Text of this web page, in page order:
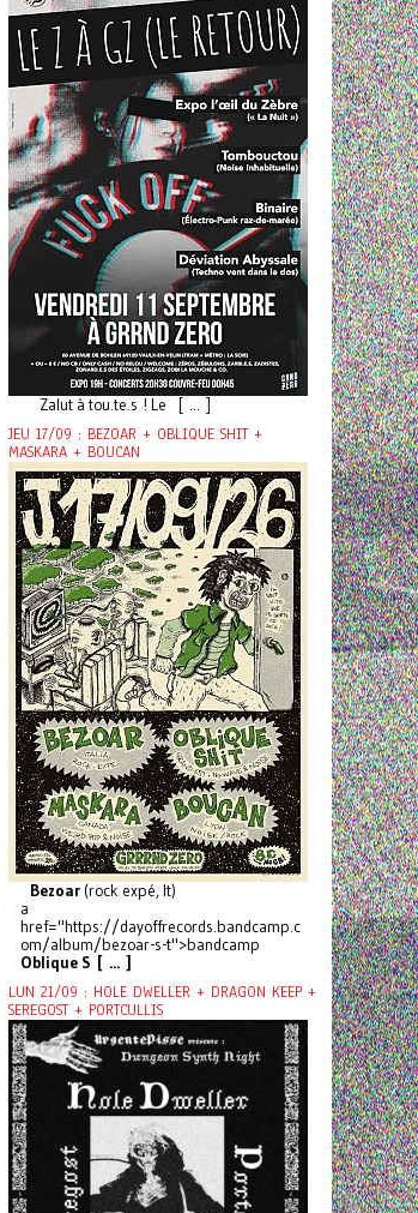
Zalut à tou.te.s ! Le [ ... ]
JEU 17/09 : BEZOAR + OBLIQUE SHIT +
MASKARA + BOUCAN
Bezoar (rock expé, It)
a
href="https://dayoffrecords.bandcamp.c
om/album/bezoar-s-t">bandcamp
Oblique S [ ... ]
LUN 21/09 : HOLE DWELLER + DRAGON KEEP +
SEREGOST + PORTCULLIS